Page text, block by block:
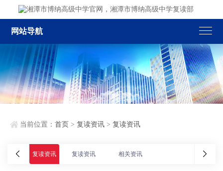
网站导航
当前位置：首页 >复读资讯 >复读资讯
复读资讯 复读资讯 相关资讯